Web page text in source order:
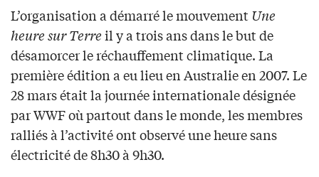
L’organisation a démarré le mouvementUne
heure sur Terreil y a trois ans dans le but de
désamorcer le réchauffement climatique. La
première édition a eu lieu en Australie en 2007. Le
28 mars était la journée internationale désignée
par WWF où partout dans le monde, les membres
ralliés à l’activité ont observé une heure sans
électricité de 8h30 à 9h30.